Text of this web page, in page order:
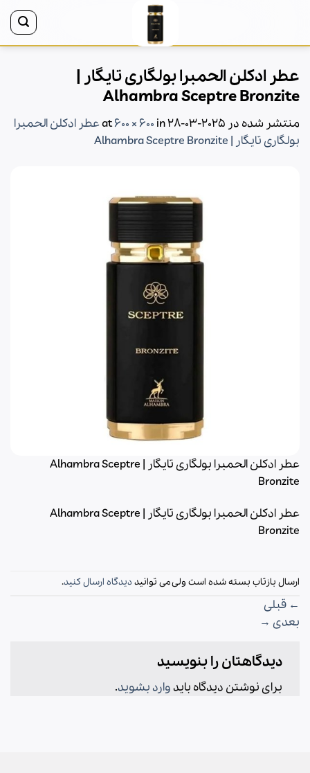
content
عطر ادکلن الحمبرا بولگاری تایگار |
Alhambra Sceptre Bronzite
منتشر شده در 2025-03-28
600 × 600 in
عطر ادکلن الحمبرا
بولگاری تایگار | Alhambra Sceptre Bronzite
عطر ادکلن الحمبرا بولگاری تایگار | Alhambra Sceptre
Bronzite
عطر ادکلن الحمبرا بولگاری تایگار | Alhambra Sceptre
Bronzite
ارسال بازتاب بسته شده است ولی می توانید دیدگاه ارسال کنید.
← قبلی
بعدی →
دیدگاهتان را بنویسید
برای نوشتن دیدگاه باید وارد بشوید.